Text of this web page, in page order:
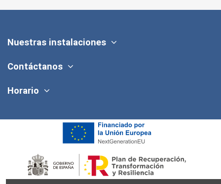
Nuestras instalaciones
Contáctanos
Horario